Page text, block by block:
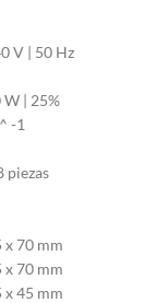
V | 50 Hz
W | 25%
-1
piezas
x 70 mm
x 70 mm
x 45 mm